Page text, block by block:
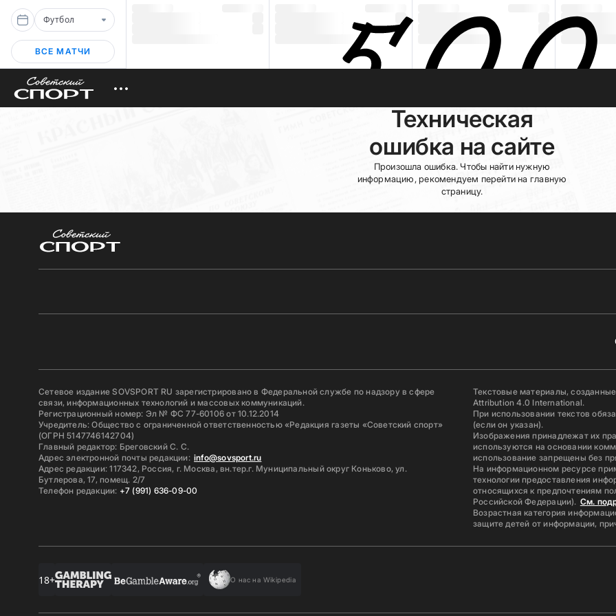
Футбол
ВСЕ МАТЧИ
Техническая
ошибка на сайте
Произошла ошибка. Чтобы найти нужную
информацию, рекомендуем перейти на главную
страницу.
Сетевое издание SOVSPORT RU зарегистрировано в Федеральной службе по надзору в сфере
связи, информационных технологий и массовых коммуникаций.
Регистрационный номер: Эл № ФС 77-60106 от 10.12.2014
Учредитель: Общество с ограниченной ответственностью «Редакция газеты «Советский спорт»
(ОГРН 5147746142704)
Главный редактор: Бреговский С. С.
Адрес электронной почты редакции: info@sovsport.ru
Адрес редакции: 117342, Россия, г. Москва, вн.тер.г. Муниципальный округ Коньково, ул.
Бутлерова, 17, помещ. 2/7
Телефон редакции: +7 (991) 636-09-00
Текстовые материалы,
Attribution 4.0 International.
При использовании текстов
(если он указан).
Изображения принадлежат их
используются на основании
использование запрещены без
На информационном ресурсе
технологии предоставления
относящихся к предпочтениям
Российской Федерации). См.
Возрастная категория
защите детей от информации,
18+ О нас на Wikipedia